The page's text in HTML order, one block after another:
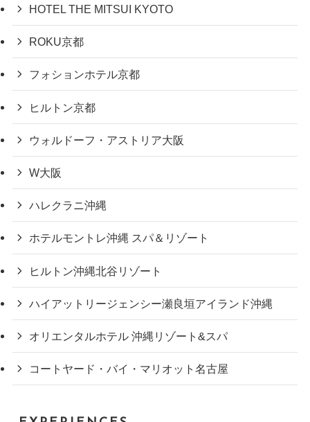
HOTEL THE MITSUI KYOTO
ROKU京都
フォションホテル京都
ヒルトン京都
ウォルドーフ・アストリア大阪
W大阪
ハレクラニ沖縄
ホテルモントレ沖縄 スパ＆リゾート
ヒルトン沖縄北谷リゾート
ハイアットリージェンシー瀬良垣アイランド沖縄
オリエンタルホテル 沖縄リゾート&スパ
コートヤード・バイ・マリオット名古屋